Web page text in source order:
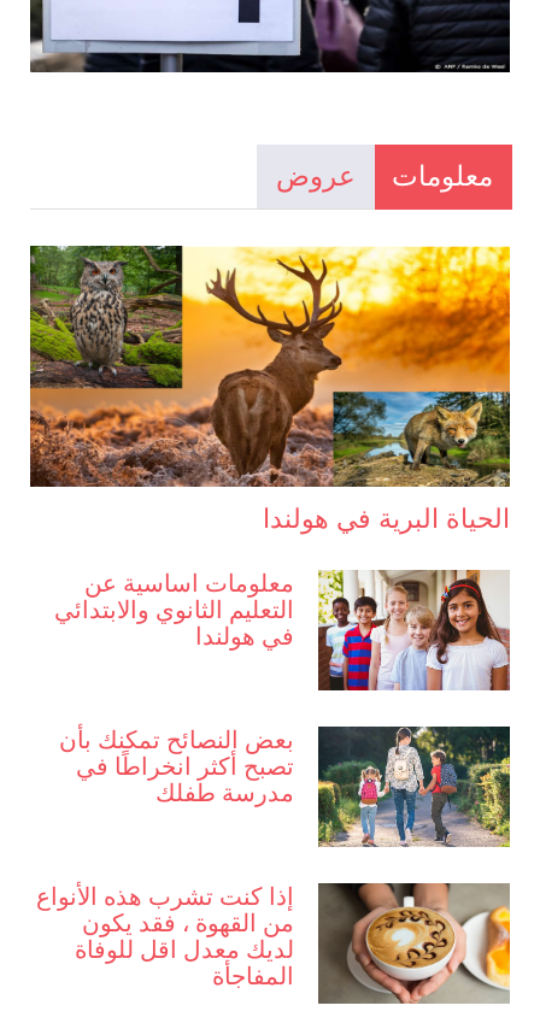
معلومات عروض
الحياة البرية في هولندا
معلومات اساسية عن
التعليم الثانوي والابتدائي
في هولندا
بعض النصائح تمكنك بأن
تصبح أكثر انخراطًا في
مدرسة طفلك
إذا كنت تشرب هذه الأنواع
من القهوة ، فقد يكون
لديك معدل اقل للوفاة
المفاجأة